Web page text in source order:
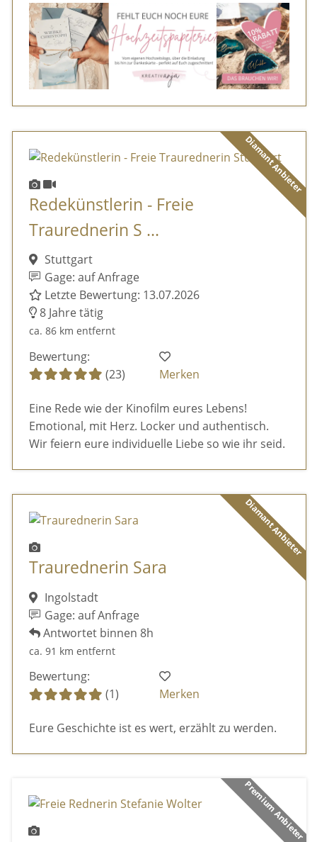
Diamant Anbieter
Redekünstlerin - Freie
Traurednerin S ...
Stuttgart
Gage: auf Anfrage
Letzte Bewertung: 13.07.2026
8 Jahre tätig
ca. 86 km entfernt
Bewertung:
(23)
Merken
Eine Rede wie der Kinofilm eures Lebens!
Emotional, mit Herz. Locker und authentisch.
Wir feiern eure individuelle Liebe so wie ihr seid.
Diamant Anbieter
Traurednerin Sara
Ingolstadt
Gage: auf Anfrage
Antwortet binnen 8h
ca. 91 km entfernt
Bewertung:
(1)
Merken
Eure Geschichte ist es wert, erzählt zu werden.
Premium Anbieter